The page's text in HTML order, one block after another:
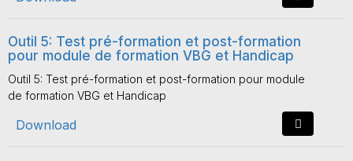
Outil 5: Test pré-formation et post-formation
pour module de formation VBG et Handicap
Outil 5: Test pré-formation et post-formation pour module
de formation VBG et Handicap
Download